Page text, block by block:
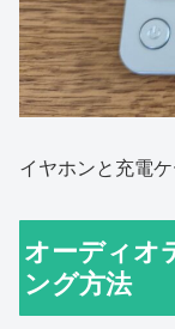
イヤホンと充電
オーディオ
ング方法